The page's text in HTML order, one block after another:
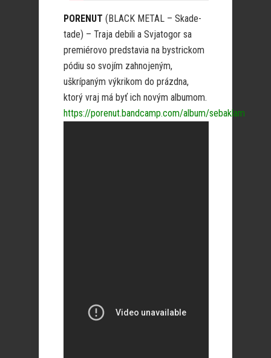
PORENUT (BLACK METAL – Skade-
tade) – Traja debili a Svjatogor sa
premiérovo predstavia na bystrickom
pódiu so svojím zahnojeným,
uškrípaným výkrikom do prázdna,
ktorý vraj má byť ich novým albumom.
https://porenut.bandcamp.com/album/sebaklam